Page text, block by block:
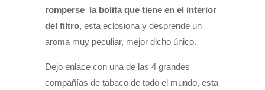
romperse la bolita que tiene en el interior
del filtro, esta eclosiona y desprende un
aroma muy peculiar, mejor dicho único.
Dejo enlace con una de las 4 grandes
compañías de tabaco de todo el mundo, esta